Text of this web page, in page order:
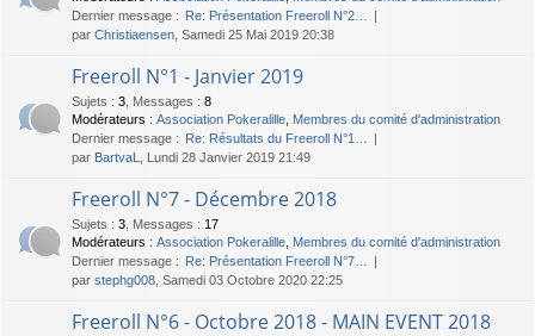
Dernier message : Re: Présentation Freeroll N°2…
par Christiaensen , Samedi 25 Mai 2019 20:38
Freeroll N°1 - Janvier 2019
Sujets : 3 Messages : 8
Modérateurs : Association Pokeralille Membres du comité d'administration
Dernier message : Re: Résultats du Freeroll N°1…
par BartvaL , Lundi 28 Janvier 2019 21:49
Freeroll N°7 - Décembre 2018
Sujets : 3 Messages : 17
Modérateurs : Association Pokeralille Membres du comité d'administration
Dernier message : Re: Présentation Freeroll N°7…
par stephg008 , Samedi 03 Octobre 2020 22:25
Freeroll N°6 - Octobre 2018 - MAIN EVENT 2018